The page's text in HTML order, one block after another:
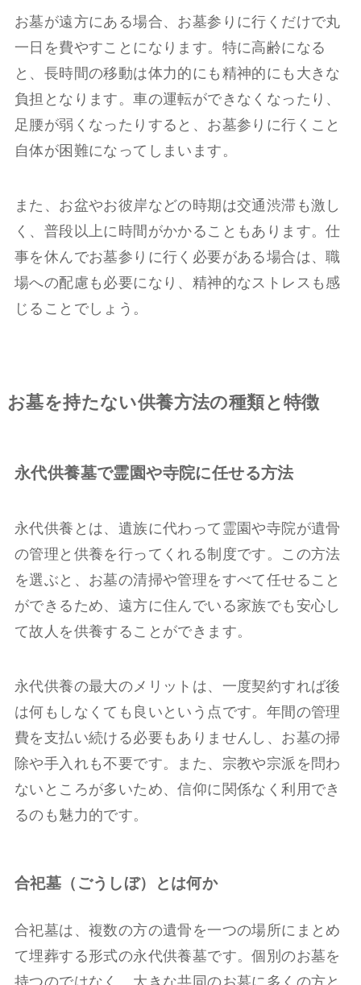
お墓が遠方にある場合、お墓参りに行くだけで丸
一日を費やすことになります。特に高齢になる
と、長時間の移動は体力的にも精神的にも大きな
負担となります。車の運転ができなくなったり、
足腰が弱くなったりすると、お墓参りに行くこと
自体が困難になってしまいます。
また、お盆やお彼岸などの時期は交通渋滞も激し
く、普段以上に時間がかかることもあります。仕
事を休んでお墓参りに行く必要がある場合は、職
場への配慮も必要になり、精神的なストレスも感
じることでしょう。
お墓を持たない供養方法の種類と特徴
永代供養墓で霊園や寺院に任せる方法
永代供養とは、遺族に代わって霊園や寺院が遺骨
の管理と供養を行ってくれる制度です。この方法
を選ぶと、お墓の清掃や管理をすべて任せること
ができるため、遠方に住んでいる家族でも安心し
て故人を供養することができます。
永代供養の最大のメリットは、一度契約すれば後
は何もしなくても良いという点です。年間の管理
費を支払い続ける必要もありませんし、お墓の掃
除や手入れも不要です。また、宗教や宗派を問わ
ないところが多いため、信仰に関係なく利用でき
るのも魅力的です。
合祀墓（ごうしぼ）とは何か
合祀墓は、複数の方の遺骨を一つの場所にまとめ
て埋葬する形式の永代供養墓です。個別のお墓を
持つのではなく、大きな共同のお墓に多くの方と